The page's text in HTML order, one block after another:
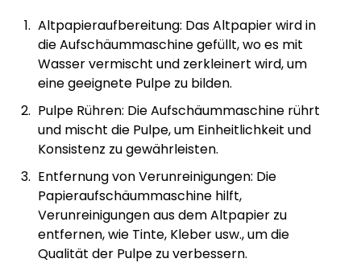
Altpapieraufbereitung: Das Altpapier wird in
die Aufschäummaschine gefüllt, wo es mit
Wasser vermischt und zerkleinert wird, um
eine geeignete Pulpe zu bilden.
Pulpe Rühren: Die Aufschäummaschine rührt
und mischt die Pulpe, um Einheitlichkeit und
Konsistenz zu gewährleisten.
Entfernung von Verunreinigungen: Die
Papieraufschäummaschine hilft,
Verunreinigungen aus dem Altpapier zu
entfernen, wie Tinte, Kleber usw., um die
Qualität der Pulpe zu verbessern.